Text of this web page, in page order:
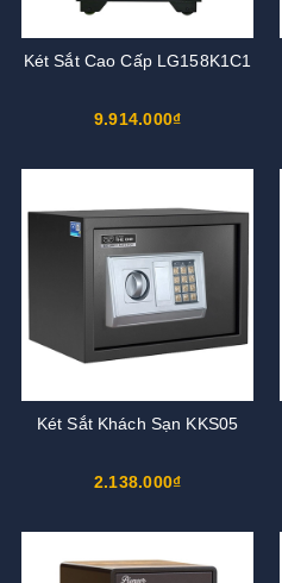
Két Sắt Cao Cấp LG158K1C1
9.914.000₫
Két Sắt Khách Sạn KKS05
2.138.000₫